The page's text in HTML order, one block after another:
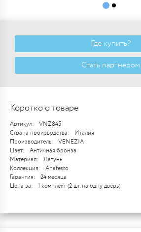
Где купить?
Стать партнером
Коротко о товаре
Артикул:
VNZ845
Страна производства:
Италия
Производитель:
VENEZIA
Цвет:
Античная бронза
Материал:
Латунь
Коллекция:
Anafesto
Гарантия:
24 месяца
Цена за:
1 комплект (2 шт. на одну дверь)